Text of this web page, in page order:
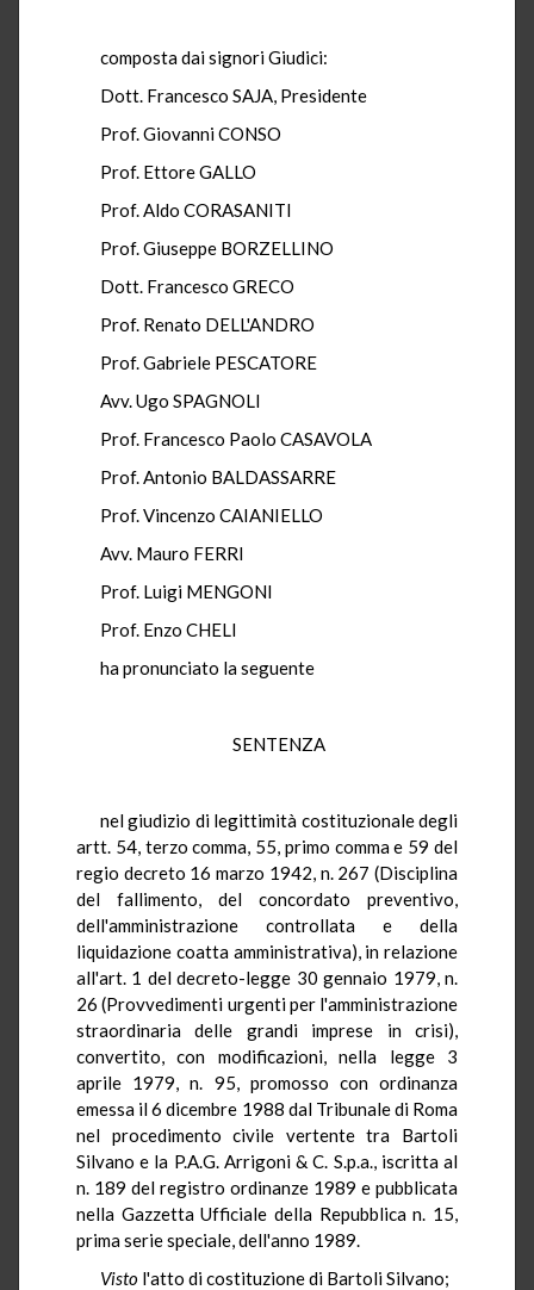
composta dai signori Giudici:
Dott. Francesco SAJA, Presidente
Prof. Giovanni CONSO
Prof. Ettore GALLO
Prof. Aldo CORASANITI
Prof. Giuseppe BORZELLINO
Dott. Francesco GRECO
Prof. Renato DELL'ANDRO
Prof. Gabriele PESCATORE
Avv. Ugo SPAGNOLI
Prof. Francesco Paolo CASAVOLA
Prof. Antonio BALDASSARRE
Prof. Vincenzo CAIANIELLO
Avv. Mauro FERRI
Prof. Luigi MENGONI
Prof. Enzo CHELI
ha pronunciato la seguente
SENTENZA
nel giudizio di legittimità costituzionale degli
artt. 54, terzo comma, 55, primo comma e 59 del
regio decreto 16 marzo 1942, n. 267 (Disciplina
del fallimento, del concordato preventivo,
dell'amministrazione controllata e della
liquidazione coatta amministrativa), in relazione
all'art. 1 del decreto-legge 30 gennaio 1979, n.
26 (Provvedimenti urgenti per l'amministrazione
straordinaria delle grandi imprese in crisi),
convertito, con modificazioni, nella legge 3
aprile 1979, n. 95, promosso con ordinanza
emessa il 6 dicembre 1988 dal Tribunale di Roma
nel procedimento civile vertente tra Bartoli
Silvano e la P.A.G. Arrigoni & C. S.p.a., iscritta al
n. 189 del registro ordinanze 1989 e pubblicata
nella Gazzetta Ufficiale della Repubblica n. 15,
prima serie speciale, dell'anno 1989.
Visto l'atto di costituzione di Bartoli Silvano;